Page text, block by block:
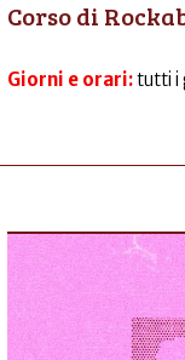
Corso di
Giorni e orari:tutti i